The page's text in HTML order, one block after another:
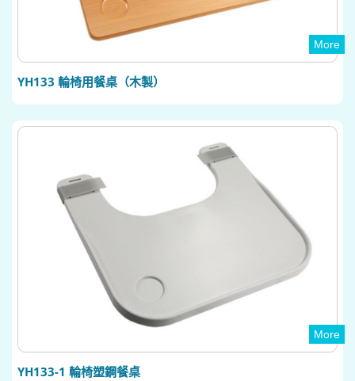
More
YH133 輪椅用餐桌（木製）
More
YH133-1 輪椅塑鋼餐桌